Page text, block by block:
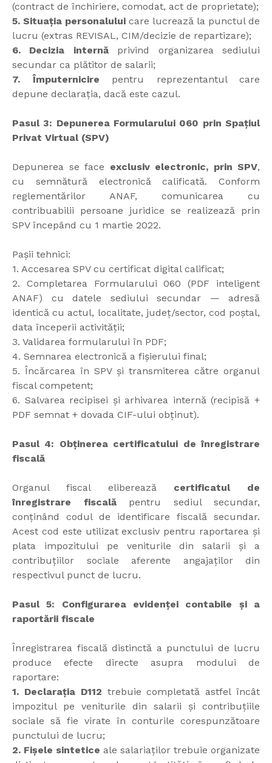
(contract de închiriere, comodat, act de proprietate);
5. Situația personalului care lucrează la punctul de
lucru (extras REVISAL, CIM/decizie de repartizare);
6. Decizia internăprivind organizarea sediului
secundar ca plătitor de salarii;
7. Împuternicire pentru reprezentantul care
depune declarația, dacă este cazul.
Pasul 3: Depunerea Formularului 060 prin Spațiul
Privat Virtual (SPV)
Depunerea se face exclusiv electronic, prin SPV,
cu semnătură electronică calificată. Conform
reglementărilor ANAF, comunicarea cu
contribuabilii persoane juridice se realizează prin
SPV începând cu 1 martie 2022.
Pașii tehnici:
1. Accesarea SPV cu certificat digital calificat;
2. Completarea Formularului 060 (PDF inteligent
ANAF) cu datele sediului secundar — adresă
identică cu actul, localitate, județ/sector, cod poștal,
data începerii activității;
3. Validarea formularului în PDF;
4. Semnarea electronică a fișierului final;
5. Încărcarea în SPV și transmiterea către organul
fiscal competent;
6. Salvarea recipisei și arhivarea internă (recipisă +
PDF semnat + dovada CIF-ului obținut).
Pasul 4: Obținerea certificatului de înregistrare
fiscală
Organul fiscal eliberează certificatul de
înregistrare fiscalăpentru sediul secundar,
conținând codul de identificare fiscală secundar.
Acest cod este utilizat exclusiv pentru raportarea și
plata impozitului pe veniturile din salarii și a
contribuțiilor sociale aferente angajaților din
respectivul punct de lucru.
Pasul 5: Configurarea evidenței contabile și a
raportării fiscale
Înregistrarea fiscală distinctă a punctului de lucru
produce efecte directe asupra modului de
raportare:
1. Declarația D112 trebuie completată astfel încât
impozitul pe veniturile din salarii și contribuțiile
sociale să fie virate în conturile corespunzătoare
punctului de lucru;
2. Fișele sintetice ale salariaților trebuie organizate